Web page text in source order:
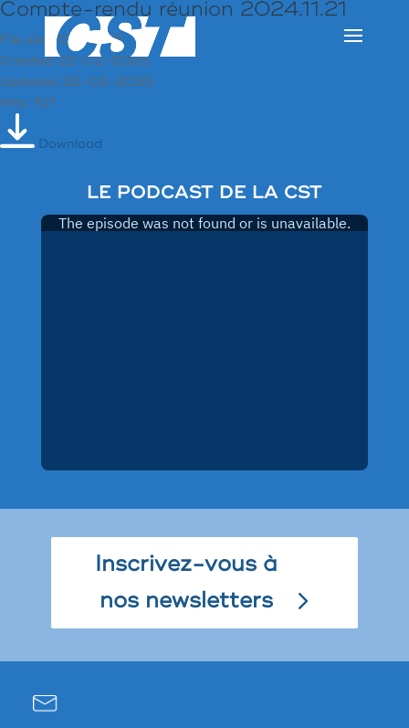
Compte-rendu réunion 2024.11.21
File size: 135.10 KB
Created: 22-02-2025
Updated: 22-02-2025
Hits: 101
Download
LE PODCAST DE LA CST
Inscrivez-vous à
nos newsletters